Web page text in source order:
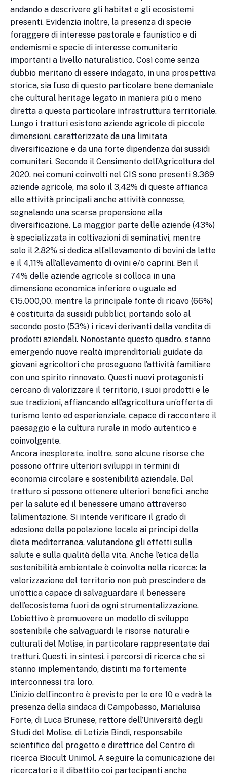
andando a descrivere gli habitat e gli ecosistemi
presenti. Evidenzia inoltre, la presenza di specie
foraggere di interesse pastorale e faunistico e di
endemismi e specie di interesse comunitario
importanti a livello naturalistico. Così come senza
dubbio meritano di essere indagato, in una prospettiva
storica, sia l’uso di questo particolare bene demaniale
che cultural heritage legato in maniera più o meno
diretta a questa particolare infrastruttura territoriale.
Lungo i tratturi esistono aziende agricole di piccole
dimensioni, caratterizzate da una limitata
diversificazione e da una forte dipendenza dai sussidi
comunitari. Secondo il Censimento dell’Agricoltura del
2020, nei comuni coinvolti nel CIS sono presenti 9.369
aziende agricole, ma solo il 3,42% di queste affianca
alle attività principali anche attività connesse,
segnalando una scarsa propensione alla
diversificazione. La maggior parte delle aziende (43%)
è specializzata in coltivazioni di seminativi, mentre
solo il 2,82% si dedica all’allevamento di bovini da latte
e il 4,11% all’allevamento di ovini e/o caprini. Ben il
74% delle aziende agricole si colloca in una
dimensione economica inferiore o uguale ad
€15.000,00, mentre la principale fonte di ricavo (66%)
è costituita da sussidi pubblici, portando solo al
secondo posto (53%) i ricavi derivanti dalla vendita di
prodotti aziendali. Nonostante questo quadro, stanno
emergendo nuove realtà imprenditoriali guidate da
giovani agricoltori che proseguono l’attività familiare
con uno spirito rinnovato. Questi nuovi protagonisti
cercano di valorizzare il territorio, i suoi prodotti e le
sue tradizioni, affiancando all’agricoltura un’offerta di
turismo lento ed esperienziale, capace di raccontare il
paesaggio e la cultura rurale in modo autentico e
coinvolgente.
Ancora inesplorate, inoltre, sono alcune risorse che
possono offrire ulteriori sviluppi in termini di
economia circolare e sostenibilità aziendale. Dal
tratturo si possono ottenere ulteriori benefici, anche
per la salute ed il benessere umano attraverso
l’alimentazione. Si intende verificare il grado di
adesione della popolazione locale ai principi della
dieta mediterranea, valutandone gli effetti sulla
salute e sulla qualità della vita. Anche l’etica della
sostenibilità ambientale è coinvolta nella ricerca: la
valorizzazione del territorio non può prescindere da
un’ottica capace di salvaguardare il benessere
dell’ecosistema fuori da ogni strumentalizzazione.
L’obiettivo è promuovere un modello di sviluppo
sostenibile che salvaguardi le risorse naturali e
culturali del Molise, in particolare rappresentate dai
tratturi. Questi, in sintesi, i percorsi di ricerca che si
stanno implementando, distinti ma fortemente
interconnessi tra loro.
L’inizio dell’incontro è previsto per le ore 10 e vedrà la
presenza della sindaca di Campobasso, Marialuisa
Forte, di Luca Brunese, rettore dell’Università degli
Studi del Molise, di Letizia Bindi, responsabile
scientifico del progetto e direttrice del Centro di
ricerca Biocult Unimol. A seguire la comunicazione dei
ricercatori e il dibattito coi partecipanti anche